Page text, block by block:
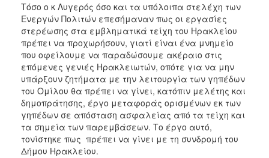
Τόσο ο κ Λυγερός όσο και τα υπόλοιπα στελέχη των
Ενεργών Πολιτών επεσήμαναν πως οι εργασίες
στερέωσης στα εμβληματικά τείχη του Ηρακλείου
πρέπει να προχωρήσουν, γιατί είναι ένα μνημείο
που οφείλουμε να παραδώσουμε ακέραιο στις
επόμενες γενιές Ηρακλειωτών, οπότε για να μην
υπάρξουν ζητήματα με την λειτουργία των γηπέδων
του Ομίλου θα πρέπει να γίνει, κατόπιν μελέτης και
δημοπράτησης, έργο μεταφοράς ορισμένων εκ των
γηπέδων σε απόσταση ασφαλείας από τα τείχη και
τα σημεία των παρεμβάσεων. Το έργο αυτό,
τονίστηκε πως πρέπει να γίνει με τη συνδρομή του
Δήμου Ηρακλείου.